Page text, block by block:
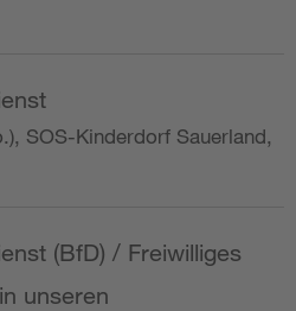
SOS-Kinderdorf Sauerland,
(BfD) / Freiwilliges
unseren